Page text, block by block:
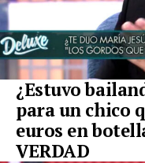
¿Estuvo
para un chico
euros en
VERDAD